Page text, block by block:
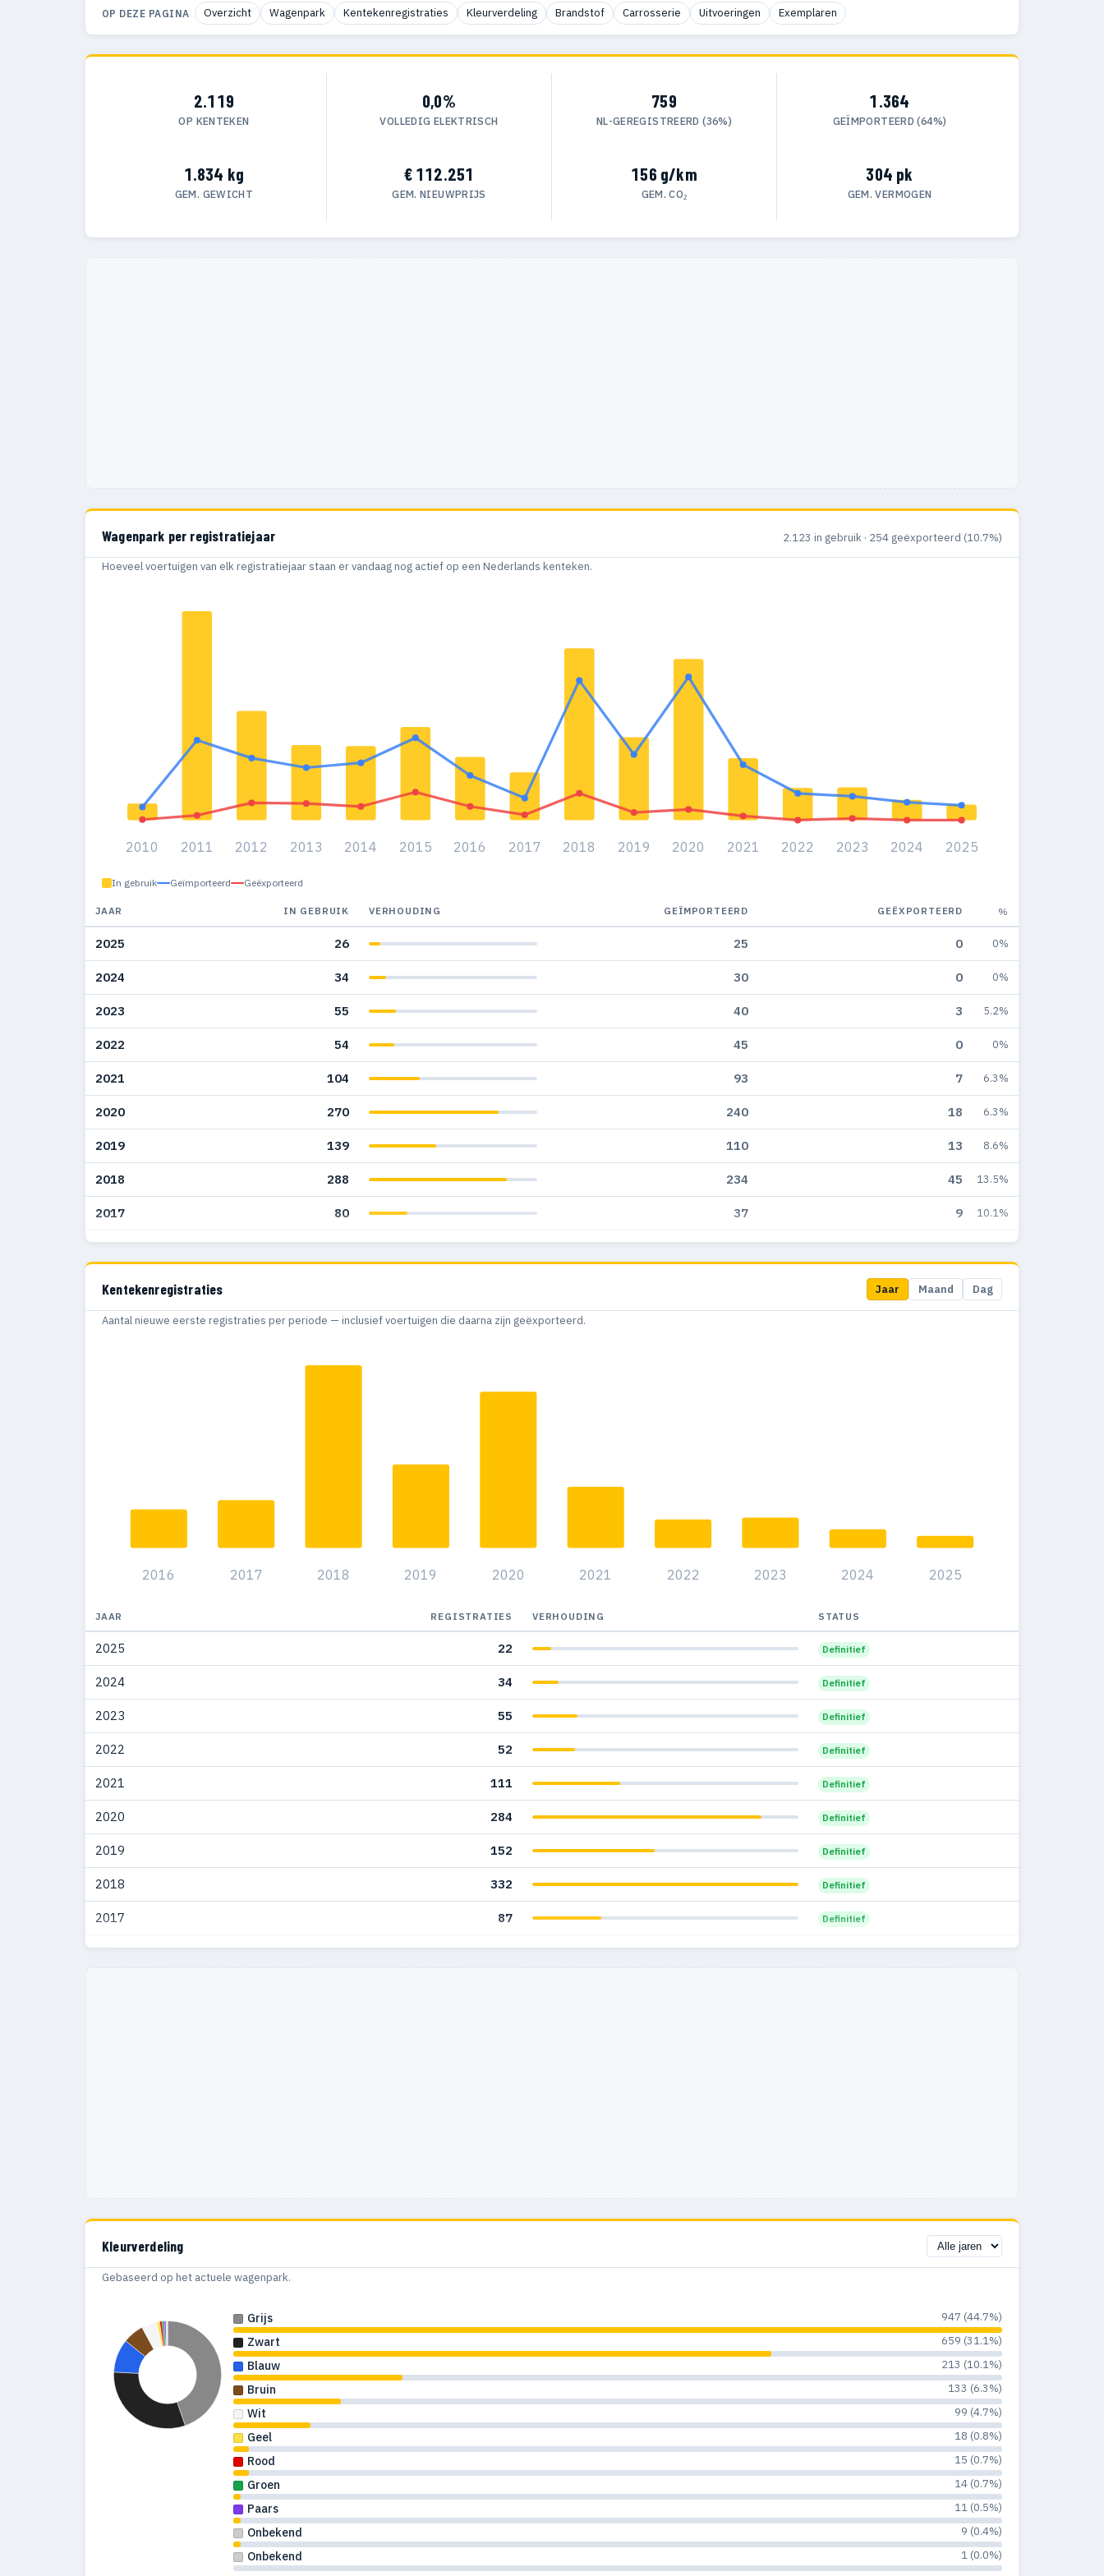
OP DEZE PAGINA Overzicht Wagenpark Kentekenregistraties Kleurverdeling Brandstof Carrosserie Uitvoeringen Exemplaren
2.119
OP KENTEKEN
0,0%
VOLLEDIG ELEKTRISCH
759
NL-GEREGISTREERD (36%)
1.364
GEÏMPORTEERD (64%)
1.834 kg
GEM. GEWICHT
€ 112.251
GEM. NIEUWPRIJS
156 g/km
GEM. CO₂
304 pk
GEM. VERMOGEN
Wagenpark per registratiejaar 2.123 in gebruik · 254 geëxporteerd (10.7%)
Hoeveel voertuigen van elk registratiejaar staan er vandaag nog actief op een Nederlands kenteken.
2010 2011 2012 2013 2014 2015 2016 2017 2018 2019 2020 2021 2022 2023 2024 2025
In gebruik Geïmporteerd Geëxporteerd
JAAR IN GEBRUIK VERHOUDING GEÏMPORTEERD GEËXPORTEERD %
2025 26 25 0 0%
2024 34 30 0 0%
2023 55 40 3 5.2%
2022 54 45 0 0%
2021 104 93 7 6.3%
2020 270 240 18 6.3%
2019 139 110 13 8.6%
2018 288 234 45 13.5%
2017 80 37 9 10.1%
2016 106 75 23
47 23.2%
2014 124 96 23 15.6%
Kentekenregistraties Jaar Maand Dag
Aantal nieuwe eerste registraties per periode — inclusief voertuigen die daarna zijn geëxporteerd.
2016 2017 2018 2019 2020 2021 2022 2023 2024 2025
JAAR REGISTRATIES VERHOUDING STATUS
2025 22 Definitief
2024 34 Definitief
2023 55 Definitief
2022 52 Definitief
2021 111 Definitief
2020 284 Definitief
2019 152 Definitief
2018 332 Definitief
2017 87 Definitief
2016 70
Kleurverdeling
Gebaseerd op het actuele wagenpark.
Grijs 947 (44.7%)
Zwart 659 (31.1%)
Blauw 213 (10.1%)
Bruin 133 (6.3%)
Wit 99 (4.7%)
Geel 18 (0.8%)
Rood 15 (0.7%)
Groen 14 (0.7%)
Paars 11 (0.5%)
Onbekend 9 (0.4%)
Onbekend 1 (0.0%)